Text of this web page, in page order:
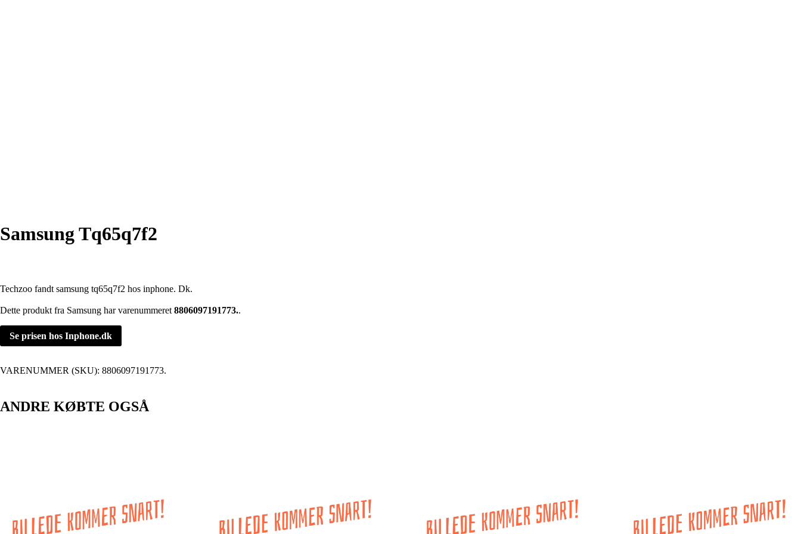
Samsung Tq65q7f2
Techzoo fandt samsung tq65q7f2 hos inphone. Dk.
Dette produkt fra Samsung har varenummeret 8806097191773..
Se prisen hos Inphone.dk
VARENUMMER (SKU): 8806097191773.
ANDRE KØBTE OGSÅ